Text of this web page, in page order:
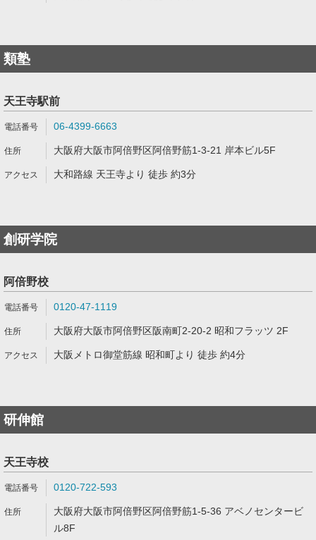
類塾
天王寺駅前
06-4399-6663
大阪府大阪市阿倍野区阿倍野筋1-3-21 岸本ビル5F
大和路線 天王寺より 徒歩 約3分
創研学院
阿倍野校
0120-47-1119
大阪府大阪市阿倍野区阪南町2-20-2 昭和フラッツ 2F
大阪メトロ御堂筋線 昭和町より 徒歩 約4分
研伸館
天王寺校
0120-722-593
大阪府大阪市阿倍野区阿倍野筋1-5-36 アベノセンタービ
ル8F